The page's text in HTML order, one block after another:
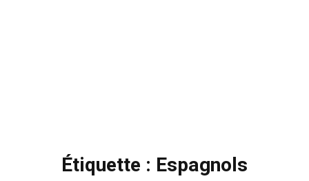
Étiquette : Espagnols